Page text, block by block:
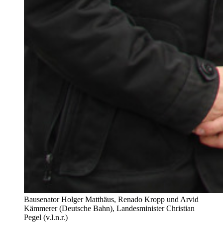
Bausenator Holger Matthäus, Renado Kropp und Arvid
Kämmerer (Deutsche Bahn), Landesminister Christian
Pegel (v.l.n.r.)